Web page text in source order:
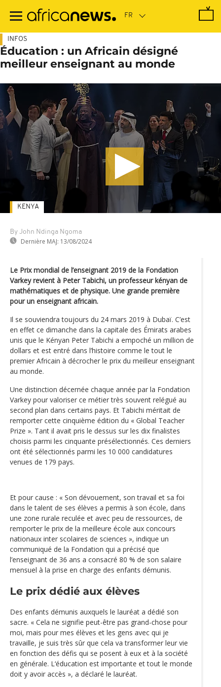
contenu
INFOS
Éducation : un Africain désigné
meilleur enseignant au monde
By John Ndinga Ngoma
Dernière MAJ: 13/08/2024
KENYA
Le Prix mondial de l’enseignant 2019 de la Fondation
Varkey revient à Peter Tabichi, un professeur kényan de
mathématiques et de physique. Une grande première
pour un enseignant africain.
Il se souviendra toujours du 24 mars 2019 à Dubaï. C’est
en effet ce dimanche dans la capitale des Émirats arabes
unis que le Kényan Peter Tabichi a empoché un million de
dollars et est entré dans l’histoire comme le tout le
premier Africain à décrocher le prix du meilleur enseignant
au monde.
Une distinction décernée chaque année par la Fondation
Varkey pour valoriser ce métier très souvent relégué au
second plan dans certains pays. Et Tabichi méritait de
remporter cette cinquième édition du « Global Teacher
Prize ». Tant il avait pris le dessus sur les dix finalistes
choisis parmi les cinquante présélectionnés. Ces derniers
ont été sélectionnés parmi les 10 000 candidatures
venues de 179 pays.
Et pour cause : « Son dévouement, son travail et sa foi
dans le talent de ses élèves a permis à son école, dans
une zone rurale reculée et avec peu de ressources, de
remporter le prix de la meilleure école aux concours
nationaux inter scolaires de sciences », indique un
communiqué de la Fondation qui a précisé que
l’enseignant de 36 ans a consacré 80 % de son salaire
mensuel à la prise en charge des enfants démunis.
Le prix dédié aux élèves
Des enfants démunis auxquels le lauréat a dédié son
sacre. « Cela ne signifie peut-être pas grand-chose pour
moi, mais pour mes élèves et les gens avec qui je
travaille, je suis très sûr que cela va transformer leur vie
en fonction des défis qui se posent à eux et à la société
en générale. L‘éducation est importante et tout le monde
doit y avoir accès », a déclaré le lauréat.